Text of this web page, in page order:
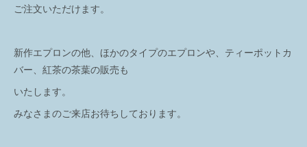
ご注文いただけます。
新作エプロンの他、ほかのタイプのエプロンや、ティーポットカ
バー、紅茶の茶葉の販売も
いたします。
みなさまのご来店お待ちしております。